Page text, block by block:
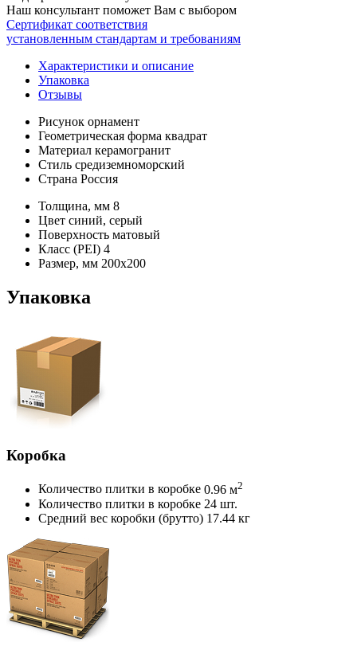
Наш консультант поможет Вам с выбором
Сертификат соответствия
установленным стандартам и требованиям
Характеристики и описание
Упаковка
Отзывы
Рисунок орнамент
Геометрическая форма квадрат
Материал керамогранит
Стиль средиземноморский
Страна Россия
Толщина, мм 8
Цвет синий, серый
Поверхность матовый
Класс (PEI) 4
Размер, мм 200х200
Упаковка
Коробка
Количество плитки в коробке 0.96 м2
Количество плитки в коробке 24 шт.
Средний вес коробки (брутто) 17.44 кг